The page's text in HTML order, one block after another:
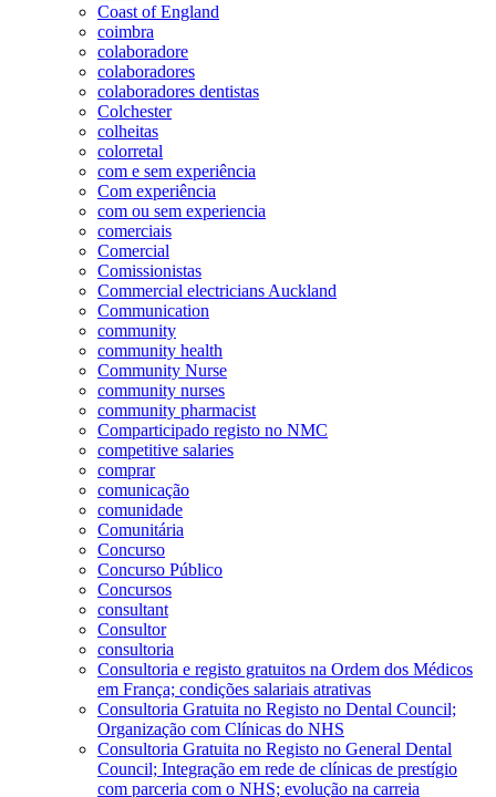
Coast of England
coimbra
colaboradore
colaboradores
colaboradores dentistas
Colchester
colheitas
colorretal
com e sem experiência
Com experiência
com ou sem experiencia
comerciais
Comercial
Comissionistas
Commercial electricians Auckland
Communication
community
community health
Community Nurse
community nurses
community pharmacist
Comparticipado registo no NMC
competitive salaries
comprar
comunicação
comunidade
Comunitária
Concurso
Concurso Público
Concursos
consultant
Consultor
consultoria
Consultoria e registo gratuitos na Ordem dos Médicos
em França; condições salariais atrativas
Consultoria Gratuita no Registo no Dental Council;
Organização com Clínicas do NHS
Consultoria Gratuita no Registo no General Dental
Council; Integração em rede de clínicas de prestígio
com parceria com o NHS; evolução na carreia